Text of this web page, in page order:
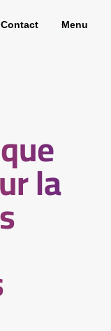
Contact Menu
la